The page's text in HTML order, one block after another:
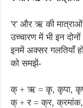
'र' और ऋ की
उच्चारण में भी इन
इनमें अक्सर गलतियाँ
को समझें-
क् + ऋ = कृ, कृपा,
क् + र = क्र, क्रमांक,